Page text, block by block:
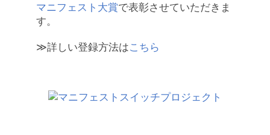
マニフェスト大賞で表彰させていただきま
す。
≫詳しい登録方法はこちら